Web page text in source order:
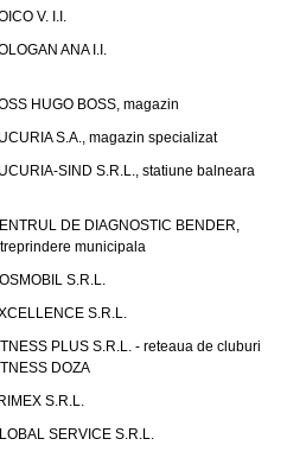
V. I.I.
ANA I.I.
HUGO BOSS, magazin
S.A., magazin specializat
SIND S.R.L., statiune balneara
DE DIAGNOSTIC BENDER,
municipala
S.R.L.
S.R.L.
PLUS S.R.L. - reteaua de cluburi
DOZA
S.R.L.
SERVICE S.R.L.